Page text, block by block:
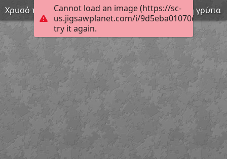
Cannot load an image (https://sc-
us.jigsawplanet.com/i/
try it again.
Χρυσό τετράγωνο έλασμα με έκτυπη παράσταση γρύπα